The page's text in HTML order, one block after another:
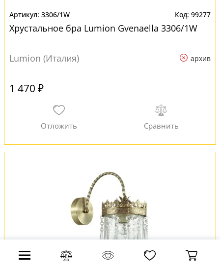
3306/1W 99277
Хрустальное бра Lumion Gvenaella 3306/1W
Lumion (Италия) архив
1 470 ₽